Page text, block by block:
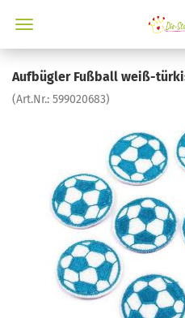
Aufbügler Fußball weiß-
(Art.Nr.: 599020683)